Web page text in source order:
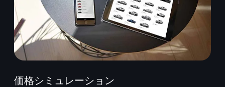
価格シミュレーション